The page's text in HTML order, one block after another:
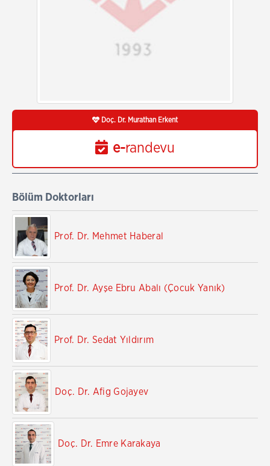
Doç. Dr. Murathan Erkent
e-randevu
Bölüm Doktorları
Prof. Dr. Mehmet Haberal
Prof. Dr. Ayşe Ebru Abalı (Çocuk Yanık)
Prof. Dr. Sedat Yıldırım
Doç. Dr. Afig Gojayev
Doç. Dr. Emre Karakaya